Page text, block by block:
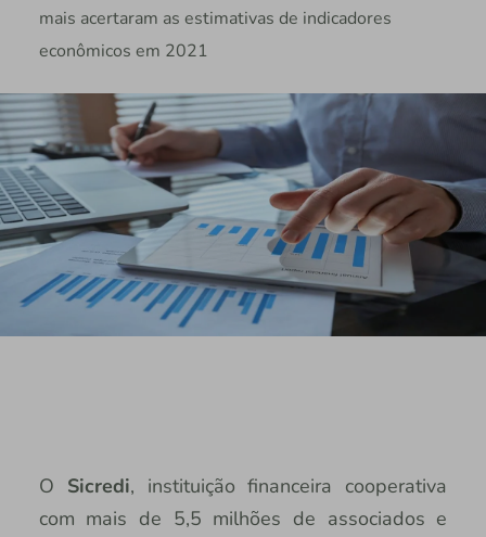
mais acertaram as estimativas de indicadores
econômicos em 2021
O Sicredi, instituição financeira cooperativa
com mais de 5,5 milhões de associados e